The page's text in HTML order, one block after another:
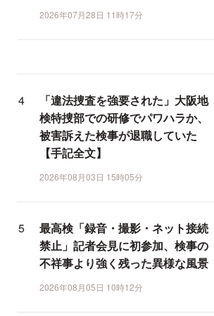
2026年07月28日 11時17分
「違法捜査を強要された」大阪地
検特捜部での研修でパワハラか、
被害訴えた検事が退職していた
【手記全文】
2026年08月03日 15時05分
最高検「録音・撮影・ネット接続
禁止」記者会見に初参加、検事の
不祥事より強く残った異様な風景
2026年08月05日 10時12分